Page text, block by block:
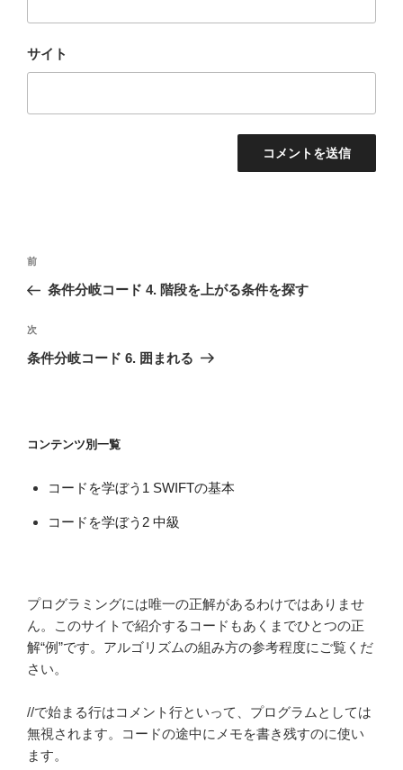
サイト
投
ナ
ビ
ゲ
ン
前
の
稿
前
条件分岐コード 4. 階段を上がる条件を探す
次
の
次
条件分岐コード 6. 囲まれる
コンテンツ別一覧
コードを学ぼう1 SWIFTの基本
コードを学ぼう2 中級
プログラミングには唯一の正解があるわけではありませ
ん。このサイトで紹介するコードもあくまでひとつの正
解“例”です。アルゴリズムの組み方の参考程度にご覧くだ
さい。
//で始まる行はコメント行といって、プログラムとしては
無視されます。コードの途中にメモを書き残すのに使い
ます。